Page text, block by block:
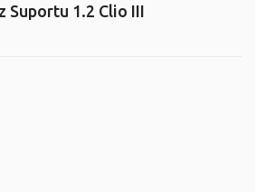
Suportu 1.2 Clio III